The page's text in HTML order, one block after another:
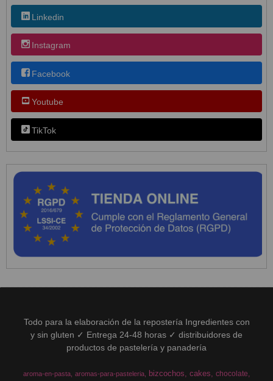
Linkedin
Instagram
Facebook
Youtube
TikTok
Todo para la elaboración de la repostería Ingredientes con
y sin gluten ✓ Entrega 24-48 horas ✓ distribuidores de
productos de pastelería y panadería
aroma-en-pasta aromas-para-pasteleria bizcochos cakes chocolate